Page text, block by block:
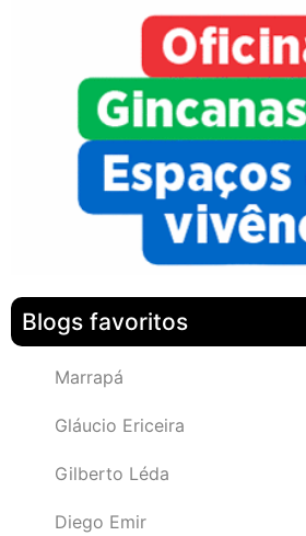
Blogs favoritos
Marrapá
Gláucio Ericeira
Gilberto Léda
Diego Emir